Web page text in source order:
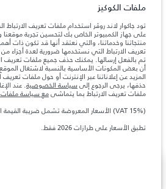
المعلومات والمواصفات والأسعار والألوان المذكورة
آخر، كما أنّها قد تتغير بدون إشعار مسبق. الرجاء التواصل
والتحقق من الأسعار.
ملاحظة مهمة حول الصور والمواصفات.إن النقص
في مواصفات تصميم السيارات وتوفر الخيارات
للغاية، ونتيجة لذلك، قد لا تمثّل الصور المستخدَمة ضمن
بالكامل بالنسبة إلى الميزات والخيارات والحلية
سيتمكّن من تأكيد أي تقييدات حالية معك للسماح لك
الأرقام المقدمة هي نتيجة لاختبارات المصنع الرسمية
يتباين استهلك الوقود الفعلي للمركبة عن ذلك المتحقق في
الأرقام بغرض المقارنة فحسب.
الأسعار تنطبق فقط على الطرازات المصنعة في عام 2026.
ملفات الكوكيز
تود جاكوار لاند روڤر استخدام ملفات تعريف الارتباط
على جهاز الكمبيوتر الخاص بك لتحسين تجربة موقعنا
منتجاتنا وخدماتنا، والتي نعتقد أنها قد تكون ذات
تعريف الارتباط التي نستخدمها ضرورية لعدة أجزاء
تم بالفعل إرسالها. يمكنك حذف جميع ملفات تعريف
أن بعض المكونات الأساسية بالنسبة لاشتغال
المزيد عن إعلاناتنا عبر الإنترنت أو حول ملفات
حذفها، يرجى الرجوع إلى سياسة الخصوصية. عند
ملفات تعريف الارتباط بما يتماشىمع سياسة ملفات
(VAT 15%) الأسعار المعروضة تشمل ضريبة القيمة المضافة.
تطبق الأسعار على طرازات 2026 فقط.‎